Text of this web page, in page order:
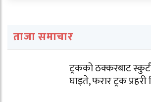
ताजा समाचार
ट्रकको ठक्करबाट
घाइते, फरार ट्रक प्रहरी